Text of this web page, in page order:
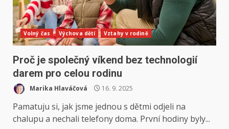
Volný čas Výchova dětí Vztahy v rodině
Proč je společný víkend bez technologií
darem pro celou rodinu
Marika Hlaváčová 16. 9. 2025
Pamatuju si, jak jsme jednou s dětmi odjeli na
chalupu a nechali telefony doma. První hodiny byly...